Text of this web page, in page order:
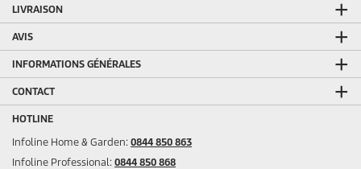
LIVRAISON
AVIS
INFORMATIONS GÉNÉRALES
CONTACT
HOTLINE
Infoline Home & Garden: 0844 850 863
Infoline Professional: 0844 850 868